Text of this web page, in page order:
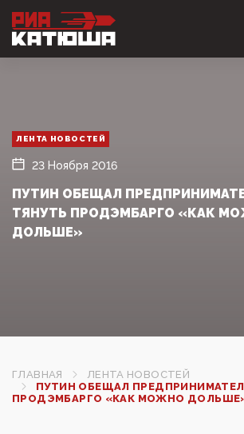
ЛЕНТА НОВОСТЕЙ
23 Ноября 2016
ПУТИН ОБЕЩАЛ
ТЯНУТЬ ПРОДЭМБАРГО «КАК
ДОЛЬШЕ»
ГЛАВНАЯ
ЛЕНТА НОВОСТЕЙ
ПУТИН ОБЕЩАЛ
ПРОДЭМБАРГО «КАК МОЖНО